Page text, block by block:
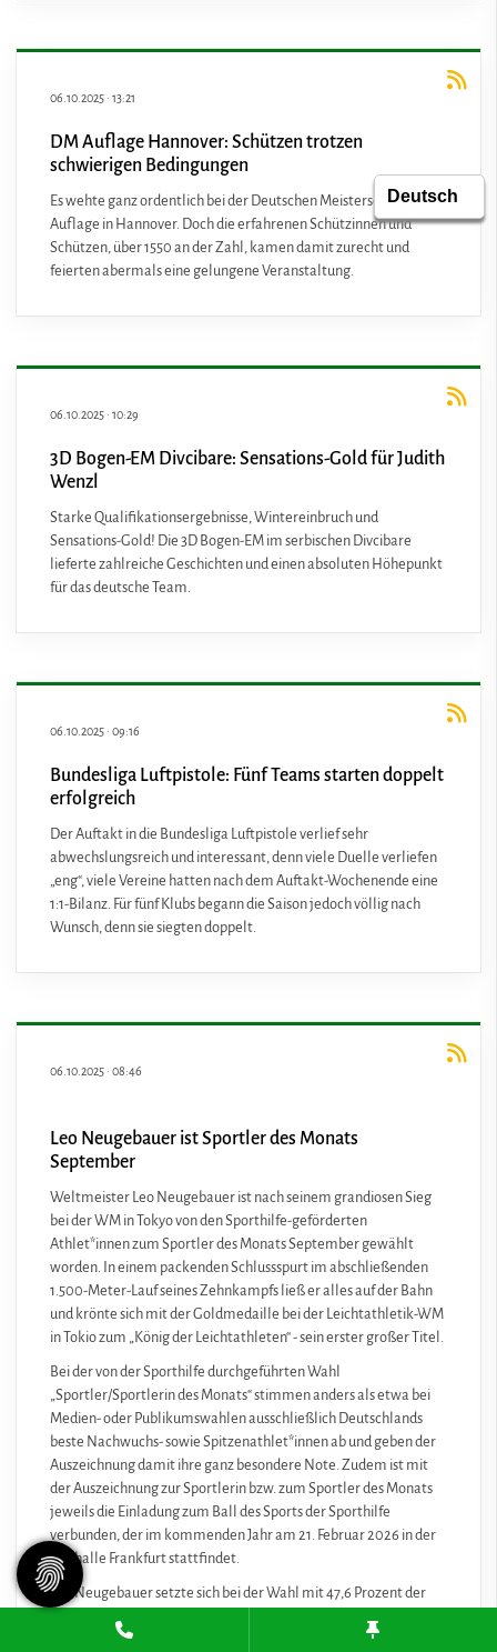
06.10.2025 · 13:21
DM Auflage Hannover: Schützen trotzen
schwierigen Bedingungen
Es wehte ganz ordentlich bei der Deutschen Meisterschaft
Auflage in Hannover. Doch die erfahrenen Schützinnen und
Schützen, über 1550 an der Zahl, kamen damit zurecht und
feierten abermals eine gelungene Veranstaltung.
06.10.2025 · 10:29
3D Bogen-EM Divcibare: Sensations-Gold für Judith
Wenzl
Starke Qualifikationsergebnisse, Wintereinbruch und
Sensations-Gold! Die 3D Bogen-EM im serbischen Divcibare
lieferte zahlreiche Geschichten und einen absoluten Höhepunkt
für das deutsche Team.
06.10.2025 · 09:16
Bundesliga Luftpistole: Fünf Teams starten doppelt
erfolgreich
Der Auftakt in die Bundesliga Luftpistole verlief sehr
abwechslungsreich und interessant, denn viele Duelle verliefen
„eng“, viele Vereine hatten nach dem Auftakt-Wochenende eine
1:1-Bilanz. Für fünf Klubs begann die Saison jedoch völlig nach
Wunsch, denn sie siegten doppelt.
06.10.2025 · 08:46
Leo Neugebauer ist Sportler des Monats
September
Weltmeister Leo Neugebauer ist nach seinem grandiosen Sieg
bei der WM in Tokyo von den Sporthilfe-geförderten
Athlet*innen zum Sportler des Monats September gewählt
worden. In einem packenden Schlussspurt im abschließenden
1.500-Meter-Lauf seines Zehnkampfs ließ er alles auf der Bahn
und krönte sich mit der Goldmedaille bei der Leichtathletik-WM
in Tokio zum „König der Leichtathleten“ - sein erster großer Titel.
Bei der von der Sporthilfe durchgeführten Wahl
„Sportler/Sportlerin des Monats“ stimmen anders als etwa bei
Medien- oder Publikumswahlen ausschließlich Deutschlands
beste Nachwuchs- sowie Spitzenathlet*innen ab und geben der
Auszeichnung damit ihre ganz besondere Note. Zudem ist mit
der Auszeichnung zur Sportlerin bzw. zum Sportler des Monats
jeweils die Einladung zum Ball des Sports der Sporthilfe
verbunden, der im kommenden Jahr am 21. Februar 2026 in der
Festhalle Frankfurt stattfindet.
Leo Neugebauer setzte sich bei der Wahl mit 47,6 Prozent der
Stimmen gegen das Herren-Basketballteam (36,7%) und Para-
Schwimmer Josia Topf (17,5%) durch. Die Basketball-Herren